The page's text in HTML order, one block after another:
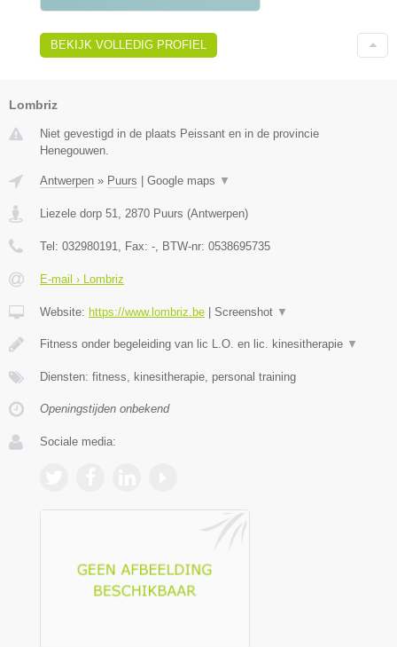
BEKIJK VOLLEDIG PROFIEL
Lombriz
Niet gevestigd in de plaats Peissant en in de provincie
Henegouwen.
Antwerpen » Puurs Google maps ▼
Liezele dorp 51, 2870 Puurs (Antwerpen)
Tel: 032980191, Fax: -, BTW-nr: 0538695735
E-mail › Lombriz
Website: https://www.lombriz.be Screenshot ▼
Fitness onder begeleiding van lic L.O. en lic. kinesitherapie ▼
Diensten: fitness, kinesitherapie, personal training
Openingstijden onbekend
Sociale media: